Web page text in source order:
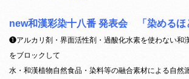
new和漢彩染十八番 発表会 「染めるほ
❶アルカリ剤・界面活性剤・過酸化水素を使わない和
をブロックして
水・和漢植物自然食品・染料等の融合素材による自然